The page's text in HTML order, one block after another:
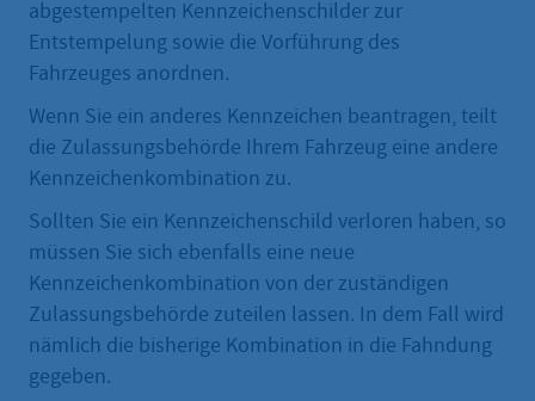
abgestempelten Kennzeichenschilder zur
Entstempelung sowie die Vorführung des
Fahrzeuges anordnen.
Wenn Sie ein anderes Kennzeichen beantragen, teilt
die Zulassungsbehörde Ihrem Fahrzeug eine andere
Kennzeichenkombination zu.
Sollten Sie ein Kennzeichenschild verloren haben, so
müssen Sie sich ebenfalls eine neue
Kennzeichenkombination von der zuständigen
Zulassungsbehörde zuteilen lassen. In dem Fall wird
nämlich die bisherige Kombination in die Fahndung
gegeben.